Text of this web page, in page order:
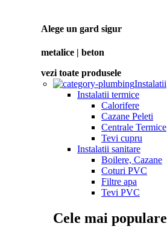
Alege un gard sigur
metalice | beton
vezi toate produsele
Instalatii
Instalatii termice
Calorifere
Cazane Peleti
Centrale Termice
Tevi cupru
Instalatii sanitare
Boilere, Cazane
Coturi PVC
Filtre apa
Tevi PVC
Cele mai populare